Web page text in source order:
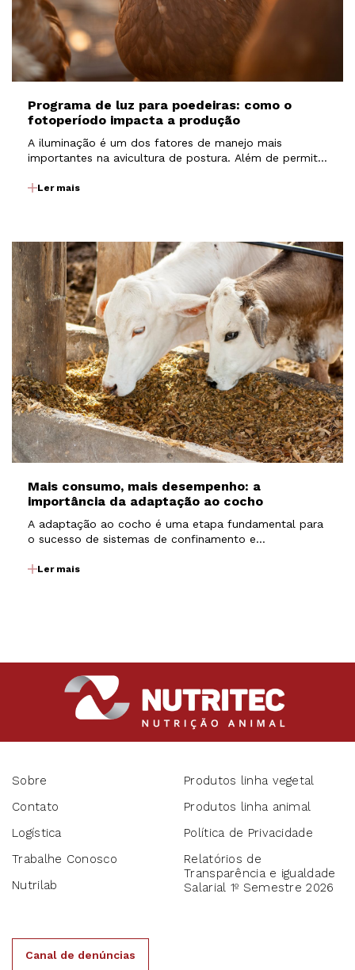
Programa de luz para poedeiras: como o
fotoperíodo impacta a produção
A iluminação é um dos fatores de manejo mais
importantes na avicultura de postura. Além de permitir
consumo de água, a luz atua diretamente sobre
Ler mais
Mais consumo, mais desempenho: a
importância da adaptação ao cocho
A adaptação ao cocho é uma etapa fundamental para
o sucesso de sistemas de confinamento e
passam por uma transição nutricional, saindo de dietas
Ler mais
Sobre
Contato
Logística
Trabalhe Conosco
Nutrilab
Produtos linha vegetal
Produtos linha animal
Política de Privacidade
Relatórios de
Transparência e igualdade
Salarial 1º Semestre 2026
Canal de denúncias